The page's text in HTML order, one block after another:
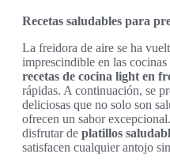
Recetas saludables para
La freidora de aire se ha
imprescindible en las
recetas de cocina light en
rápidas. A continuación, se
deliciosas que no solo son
ofrecen un sabor
disfrutar de platillos
satisfacen cualquier antojo